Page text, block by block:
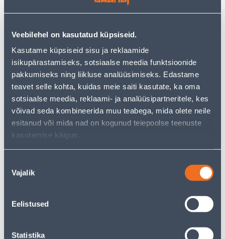
Veebilehel on kasutatud küpsiseid.
Kasutame küpsiseid sisu ja reklaamide
isikupärastamiseks, sotsiaalse meedia funktsioonide
pakkumiseks ning liikluse analüüsimiseks. Edastame
teavet selle kohta, kuidas meie saiti kasutate, ka oma
sotsiaalse meedia, reklaami- ja analüüsipartneritele, kes
võivad seda kombineerida muu teabega, mida olete neile
esitanud või mida nad on kogunud teiepoolse teenuste
kasutamise käigus.
valik
Vajalik
Eelistused
Statistika
LISA OSTUKORVI
Vaata saadavust
• Täispuidust varrega lehereha.
• 14-päevane tagastusõigus
Poest kätte, alates 07.08.2026
Eeldatav kojuvedu al. 16,90 € al. 2-5 tööpäeva
Kirjeldus